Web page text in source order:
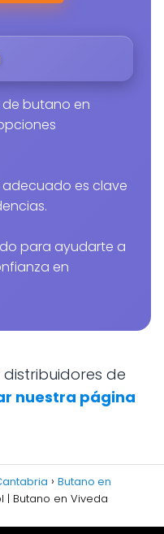
adecuado es clave
para ayudarte a
en
nuestra página
Butano en
| Butano en Viveda